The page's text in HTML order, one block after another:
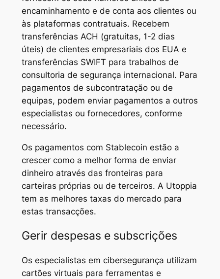
encaminhamento e de conta aos clientes ou
às plataformas contratuais. Recebem
transferências ACH (gratuitas, 1-2 dias
úteis) de clientes empresariais dos EUA e
transferências SWIFT para trabalhos de
consultoria de segurança internacional. Para
pagamentos de subcontratação ou de
equipas, podem enviar pagamentos a outros
especialistas ou fornecedores, conforme
necessário.
Os pagamentos com Stablecoin estão a
crescer como a melhor forma de enviar
dinheiro através das fronteiras para
carteiras próprias ou de terceiros. A Utoppia
tem as melhores taxas do mercado para
estas transacções.
Gerir despesas e subscrições
Os especialistas em cibersegurança utilizam
cartões virtuais para ferramentas e